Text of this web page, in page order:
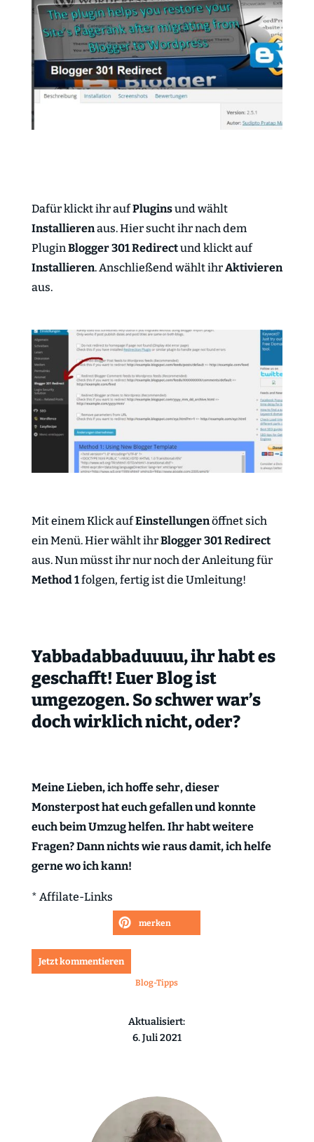
Dafür klickt ihr aufPluginsund wählt
Installierenaus. Hier sucht ihr nach dem
PluginBlogger 301 Redirectund klickt auf
Installieren. Anschließend wählt ihrAktivieren
aus.
Mit einem Klick aufEinstellungenöffnet sich
ein Menü. Hier wählt ihrBlogger 301 Redirect
aus. Nun müsst ihr nur noch der Anleitung für
Method 1folgen, fertig ist die Umleitung!
Yabbadabbaduuuu, ihr habt es
geschafft! Euer Blog ist
umgezogen. So schwer war’s
doch wirklich nicht, oder?
Meine Lieben, ich hoffe sehr, dieser
Monsterpost hat euch gefallen und konnte
euch beim Umzug helfen. Ihr habt weitere
Fragen? Dann nichts wie raus damit, ich helfe
gerne wo ich kann!
* Affilate-Links
merken
Jetzt kommentieren
Blog-Tipps
Aktualisiert:
6. Juli 2021